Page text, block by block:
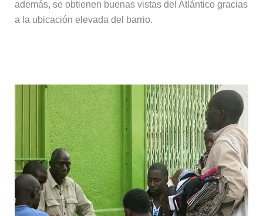
además, se obtienen buenas vistas del Atlántico gracias
a la ubicación elevada del barrio.